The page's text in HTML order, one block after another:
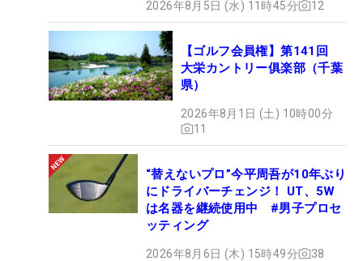
2026年8月5日 (水) 11時45分 12
【ゴルフ会員権】第141回
大栄カントリー俱楽部（千葉
県）
2026年8月1日 (土) 10時00分
11
“替えないプロ”今平周吾が10年ぶり
にドライバーチェンジ！ UT、5W
は名器を継続使用中 #男子プロセ
ッティング
2026年8月6日 (木) 15時49分 38